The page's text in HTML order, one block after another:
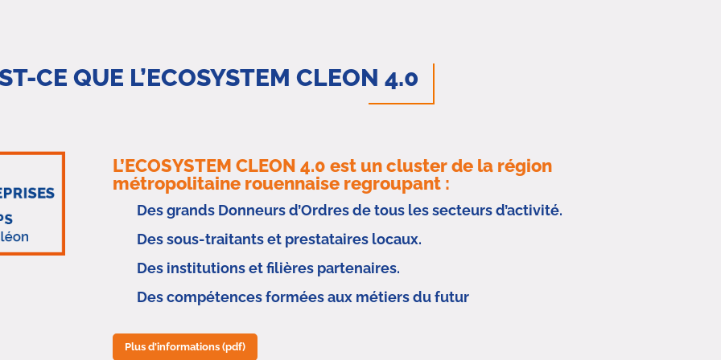
CE QUE L’ECOSYSTEM CLEON 4.0
L’ECOSYSTEM CLEON 4.0 est un cluster de la région
métropolitaine rouennaise regroupant :
Des grands Donneurs d’Ordres de tous les secteurs d’activité.
Des sous-traitants et prestataires locaux.
Des institutions et filières partenaires.
Des compétences formées aux métiers du futur
Plus d'informations (pdf)